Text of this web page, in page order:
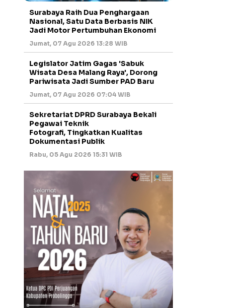
Surabaya Raih Dua Penghargaan
Nasional, Satu Data Berbasis NIK
Jadi Motor Pertumbuhan Ekonomi
Jumat, 07 Agu 2026 13:28 WIB
Legislator Jatim Gagas 'Sabuk
Wisata Desa Malang Raya', Dorong
Pariwisata Jadi Sumber PAD Baru
Jumat, 07 Agu 2026 07:04 WIB
Sekretariat DPRD Surabaya Bekali
Pegawai Teknik
Fotografi, Tingkatkan Kualitas
Dokumentasi Publik
Rabu, 05 Agu 2026 15:31 WIB